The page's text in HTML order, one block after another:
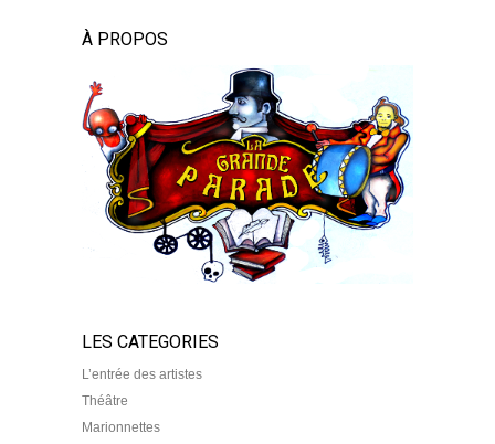
À PROPOS
LES CATEGORIES
L’entrée des artistes
Théâtre
Marionnettes